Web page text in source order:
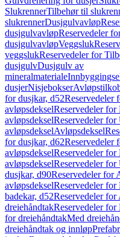
SlukrennerTilbehør til
slukrennerDusjgulvavløp
dusjgulvavløpReservedeler
dusjgulvavløpVeggsluk
veggslukReservedeler for
dusjgulvDusjgulv av
mineralmateriale
dusjerNisjebokser
for dusjkar, d52Reservedeler
avløpsdekselReservedeler for
avløpsdekselReservedeler for
avløpsdekselAvløpsdeksel
for dusjkar, d62Reservedeler
avløpsdekselReservedeler for
avløpsdekselReservedeler for
dusjkar, d90Reservedeler for
avløpsdekselReservedeler for
badekar, d52Reservedeler for
dreiehåndtakReservedeler for
for dreiehåndtakMed
dreiehåndtak og innløp